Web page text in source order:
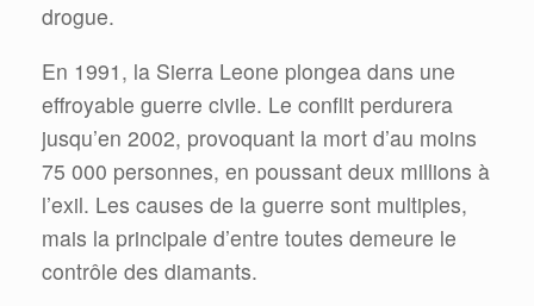
drogue.
En 1991, la Sierra Leone plongea dans une
effroyable guerre civile. Le conflit perdurera
jusqu’en 2002, provoquant la mort d’au moins
75 000 personnes, en poussant deux millions à
l’exil. Les causes de la guerre sont multiples,
mais la principale d’entre toutes demeure le
contrôle des diamants.